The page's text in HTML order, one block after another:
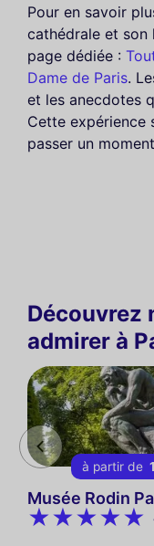
Pour en savoir
cathédrale et
page dédiée :
Dame de Paris.
et les anecdotes
Cette expérience
passer un
Découvrez
admirer à
à partir de
Musée Rodin